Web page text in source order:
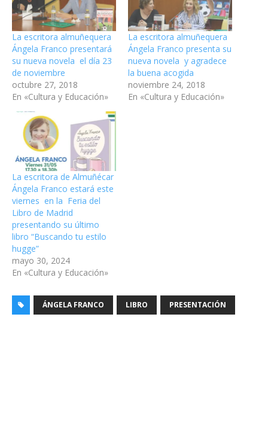
La escritora almuñequera
Ángela Franco presentará
su nueva novela el día 23
de noviembre
octubre 27, 2018
En «Cultura y Educación»
La escritora almuñequera
Ángela Franco presenta su
nueva novela y agradece
la buena acogida
noviembre 24, 2018
En «Cultura y Educación»
La escritora de Almuñécar
Ángela Franco estará este
viernes en la Feria del
Libro de Madrid
presentando su último
libro “Buscando tu estilo
hugge”
mayo 30, 2024
En «Cultura y Educación»
ÁNGELA FRANCO LIBRO PRESENTACIÓN